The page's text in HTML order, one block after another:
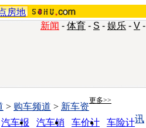
房地
新闻 - 体育 - S - 娱乐 - V -
更多>>
汽车报
汽车销
车价计
车险计
> 购车频道 > 新车资
讯